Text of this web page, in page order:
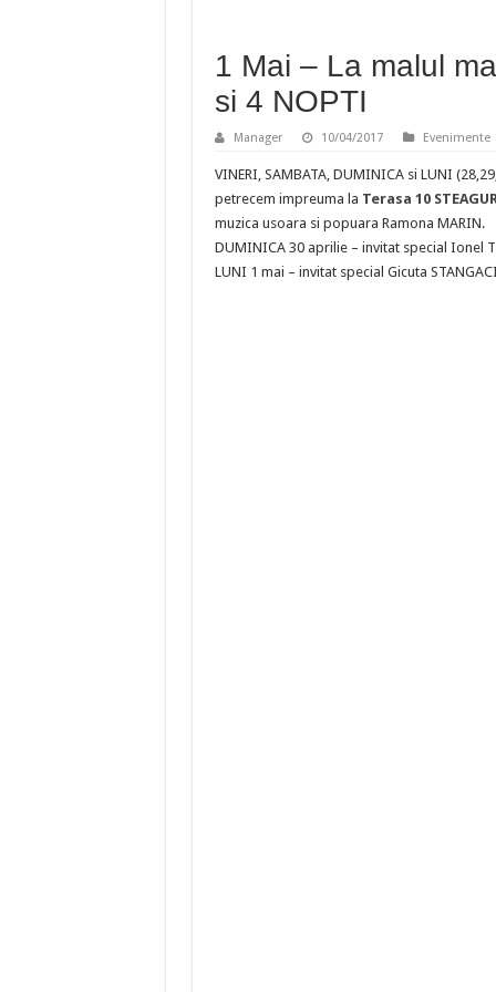
1 Mai – La malul
si 4 NOPTI
Manager 10/04/2017 Evenimente
VINERI, SAMBATA, DUMINICA si LUNI
petrecem impreuma la Terasa 10
muzica usoara si popuara Ramona MARIN.
DUMINICA 30 aprilie – invitat special Ionel
LUNI 1 mai – invitat special Gicuta